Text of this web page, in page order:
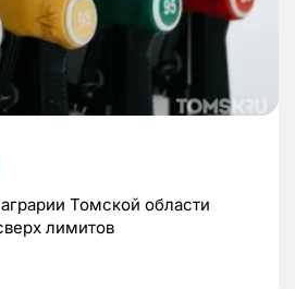
Томской области
лимитов